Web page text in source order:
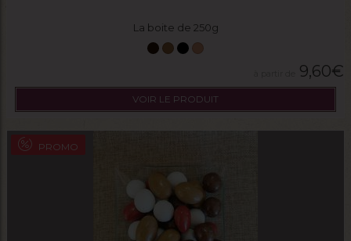
La boite de 250g
9,60€
VOIR LE PRODUIT
PROMO